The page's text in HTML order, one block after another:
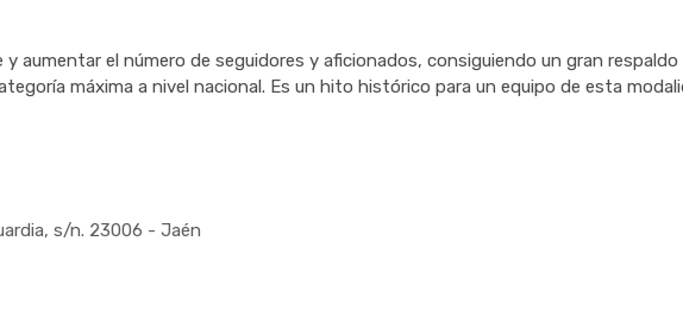
aumentar el número de seguidores y aficionados, consiguiendo un gran
máxima a nivel nacional. Es un hito histórico para un equipo de esta
s/n. 23006 - Jaén